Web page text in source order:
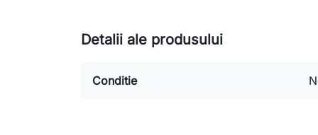
Detalii ale produsului
Conditie